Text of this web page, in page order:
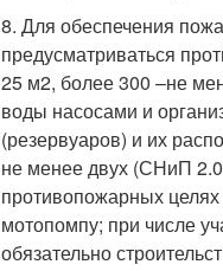
8. Для обеспечения
предусматриваться
25 м2, более 300 –не
воды насосами и
(резервуаров) и их
не менее двух (СНиП
противопожарных
мотопомпу; при числе
обязательно